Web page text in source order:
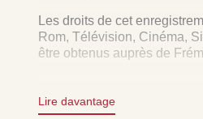
Les droits de cet
Rom, Télévision, Cinéma,
être obtenus auprès de
Lire davantage